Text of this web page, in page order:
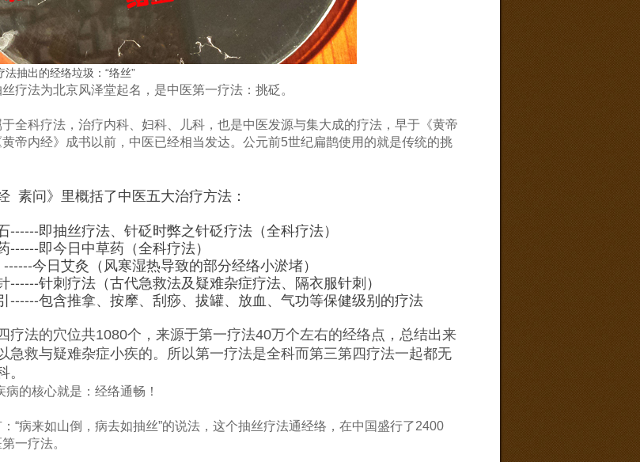
法抽出的经络垃圾：“络丝”
疗法为北京风泽堂起名，是中医第一疗法：挑砭。
全科疗法，治疗内科、妇科、儿科，也是中医发源与集大成的疗法，早于《黄帝
帝内经》成书以前，中医已经相当发达。公元前5世纪扁鹊使用的就是传统的挑
素问》里概括了中医五大治疗方法：
------即抽丝疗法、针砭时弊之针砭疗法（全科疗法）
------即今日中草药（全科疗法）
今日艾灸（风寒湿热导致的部分经络小淤堵）
------针刺疗法（古代急救法及疑难杂症疗法、隔衣服针刺）
------包含推拿、按摩、刮痧、拔罐、放血、气功等保健级别的疗法
疗法的穴位共1080个，来源于第一疗法40万个左右的经络点，总结出来
急救与疑难杂症小疾的。所以第一疗法是全科而第三第四疗法一起都无
。
病的核心就是：经络通畅！
“病来如山倒，病去如抽丝”的说法，这个抽丝疗法通经络，在中国盛行了2400
一疗法。